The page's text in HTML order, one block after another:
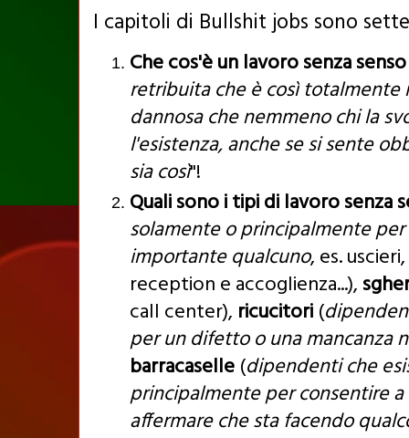
I capitoli di Bullshit jobs sono
Che cos'è un lavoro senza senso
retribuita che è così totalmente
dannosa che nemmeno chi la
l'esistenza, anche se si sente
sia così"!
Quali sono i tipi di lavoro senza
solamente o principalmente
importante qualcuno, es.
reception e accoglienza...),
call center), ricucitori (
per un difetto o una mancanza
barracaselle (dipendenti che
principalmente per consentire
affermare che sta facendo